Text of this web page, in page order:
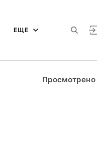
ЕЩЕ
Просмотрено